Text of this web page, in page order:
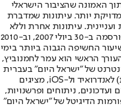
האמונה שהציבור הישראלי
יותר. עיתונות שמדברת
עיתונות אחרת וללא
תשלום. המהדורה המודפסת הראשונה פורסמה ב-30 ביולי 2007, וב-2010
החשיפה הגבוה ביותר בימי
הראשי הוא עמר לחמנוביץ,
של "ישראל היום" בעברית
ובאנגלית, כמו כן היישומונים (אפליקציות) לאנדרואיד ול-iOS, מציגים
ניתוחים ופרשנויות,
הדיגיטל של "ישראל היום"